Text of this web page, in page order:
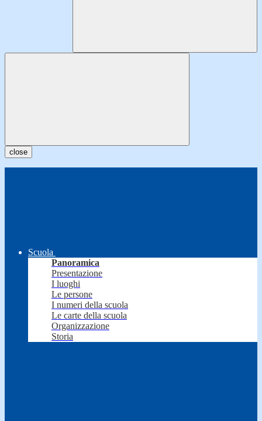
close
Scuola
Panoramica
Presentazione
I luoghi
Le persone
I numeri della scuola
Le carte della scuola
Organizzazione
Storia